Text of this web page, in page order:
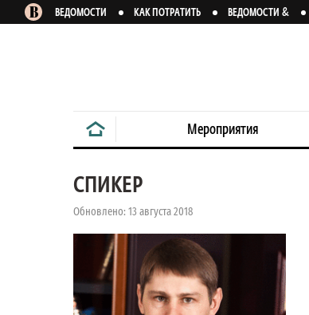
ВЕДОМОСТИ КАК ПОТРАТИТЬ ВЕДОМОСТИ &
Мероприятия
СПИКЕР
Обновлено: 13 августа 2018